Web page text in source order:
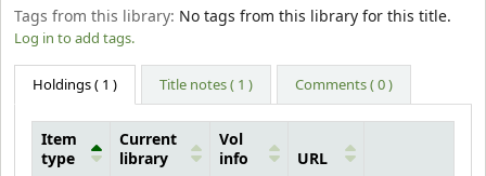
Tags from this library: No tags from this library for this title.
Log in to add tags.
Holdings( 1 ) Title notes ( 1 ) Comments ( 0 )
Item
type
Current
library
Vol
info
URL